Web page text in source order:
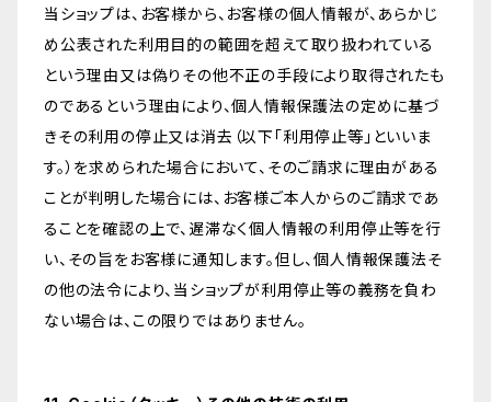
当ショップは、お客様から、お客様の個人情報が、あらかじ
め公表された利用目的の範囲を超えて取り扱われている
という理由又は偽りその他不正の手段により取得されたも
のであるという理由により、個人情報保護法の定めに基づ
きその利用の停止又は消去（以下「利用停止等」といいま
す。）を求められた場合において、そのご請求に理由がある
ことが判明した場合には、お客様ご本人からのご請求であ
ることを確認の上で、遅滞なく個人情報の利用停止等を行
い、その旨をお客様に通知します。但し、個人情報保護法そ
の他の法令により、当ショップが利用停止等の義務を負わ
ない場合は、この限りではありません。